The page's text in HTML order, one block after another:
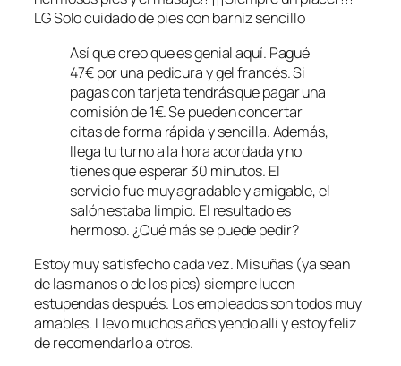
LG Solo cuidado de pies con barniz sencillo
Así que creo que es genial aquí. Pagué
47€ por una pedicura y gel francés. Si
pagas con tarjeta tendrás que pagar una
comisión de 1€. Se pueden concertar
citas de forma rápida y sencilla. Además,
llega tu turno a la hora acordada y no
tienes que esperar 30 minutos. El
servicio fue muy agradable y amigable, el
salón estaba limpio. El resultado es
hermoso. ¿Qué más se puede pedir?
Estoy muy satisfecho cada vez. Mis uñas (ya sean
de las manos o de los pies) siempre lucen
estupendas después. Los empleados son todos muy
amables. Llevo muchos años yendo allí y estoy feliz
de recomendarlo a otros.